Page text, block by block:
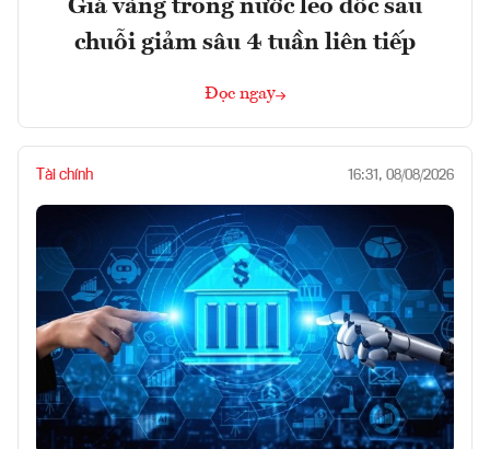
Giá vàng trong nước leo dốc sau
chuỗi giảm sâu 4 tuần liên tiếp
Đọc ngay
Tài chính 16:31, 08/08/2026